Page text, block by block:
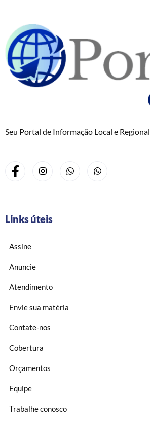
Seu Portal de Informação Local e Regional
Links úteis
Assine
Anuncie
Atendimento
Envie sua matéria
Contate-nos
Cobertura
Orçamentos
Equipe
Trabalhe conosco